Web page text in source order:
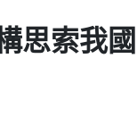
思索我